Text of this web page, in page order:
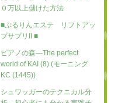
０万以上儲けた方法
■ぷるりんエステ リフトアッ
プサプリII ■
ピアノの森―The perfect
world of KAI (8) (モーニング
KC (1445))
シュワッガーのテクニカル分